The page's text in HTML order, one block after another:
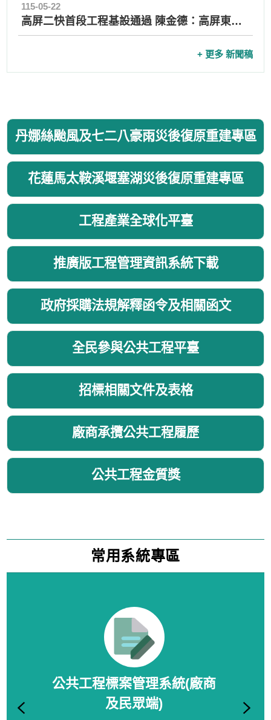
115-05-22
高屏二快首段工程基設通過 陳金德：高屏東西向關鍵路廊將邁出第一步
+ 更多 新聞稿
丹娜絲颱風及七二八豪雨災後復原重建專區
花蓮馬太鞍溪堰塞湖災後復原重建專區
工程產業全球化平臺
推廣版工程管理資訊系統下載
政府採購法規解釋函令及相關函文
全民參與公共工程平臺
招標相關文件及表格
廠商承攬公共工程履歷
公共工程金質獎
常用系統專區
公共工程標案管理系統(廠商
及民眾端)